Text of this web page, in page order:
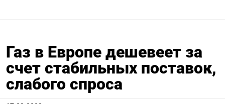
Газ в Европе дешевеет за
счет стабильных поставок,
слабого спроса